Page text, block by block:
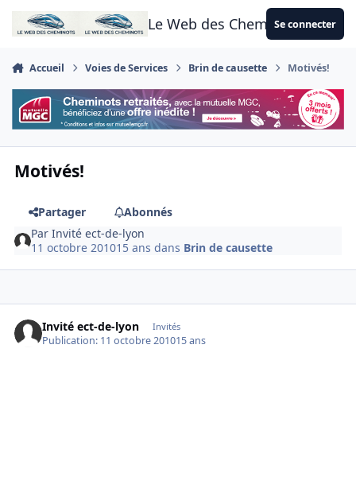
Aller au contenu
Le Web des CheminotsSe connecter
Accueil Voies de Services Brin de causette Motivés!
Motivés!
Partager
Abonnés
ParInvité ect-de-lyon
11 octobre 201015 ans dans Brin de causette
Invité ect-de-lyon Invités
Publication: 11 octobre 201015 ans